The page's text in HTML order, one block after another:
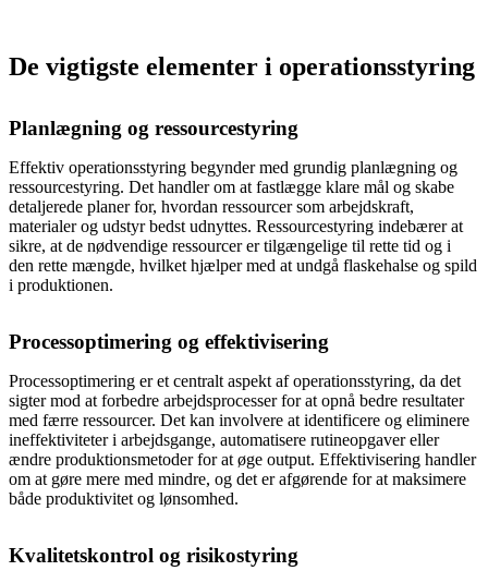
De vigtigste elementer i operationsstyring
Planlægning og ressourcestyring
Effektiv operationsstyring begynder med grundig planlægning og
ressourcestyring. Det handler om at fastlægge klare mål og skabe
detaljerede planer for, hvordan ressourcer som arbejdskraft,
materialer og udstyr bedst udnyttes. Ressourcestyring indebærer at
sikre, at de nødvendige ressourcer er tilgængelige til rette tid og i
den rette mængde, hvilket hjælper med at undgå flaskehalse og spild
i produktionen.
Processoptimering og effektivisering
Processoptimering er et centralt aspekt af operationsstyring, da det
sigter mod at forbedre arbejdsprocesser for at opnå bedre resultater
med færre ressourcer. Det kan involvere at identificere og eliminere
ineffektiviteter i arbejdsgange, automatisere rutineopgaver eller
ændre produktionsmetoder for at øge output. Effektivisering handler
om at gøre mere med mindre, og det er afgørende for at maksimere
både produktivitet og lønsomhed.
Kvalitetskontrol og risikostyring